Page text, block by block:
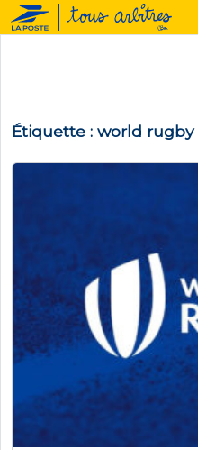
Étiquette : world rugby